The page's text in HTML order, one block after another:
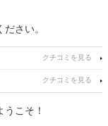
さい。
こそ！